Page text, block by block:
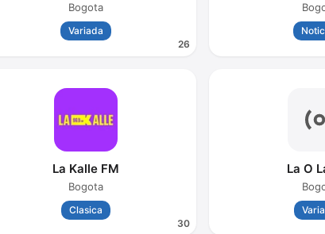
26
Bogota
Variada
30
La Kalle FM
Bogota
Clasica
La O